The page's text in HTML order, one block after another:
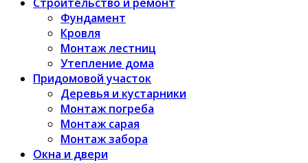
Фундамент
Кровля
Монтаж лестниц
Утепление дома
Придомовой участок
Деревья и кустарники
Монтаж погреба
Монтаж сарая
Монтаж забора
Окна и двери